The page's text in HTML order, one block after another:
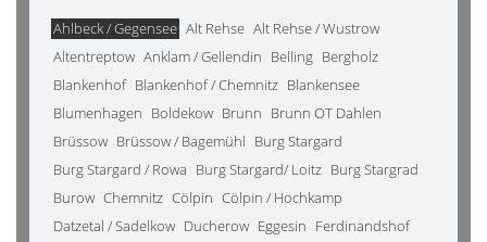
Ahlbeck / Gegensee Alt Rehse Alt Rehse / Wustrow
Altentreptow Anklam / Gellendin Belling Bergholz
Blankenhof Blankenhof / Chemnitz Blankensee
Blumenhagen Boldekow Brunn Brunn OT Dahlen
Brüssow Brüssow / Bagemühl Burg Stargard
Burg Stargard / Rowa Burg Stargard/ Loitz Burg Stargrad
Burow Chemnitz Cölpin Cölpin / Hochkamp
Datzetal / Sadelkow Ducherow Eggesin Ferdinandshof